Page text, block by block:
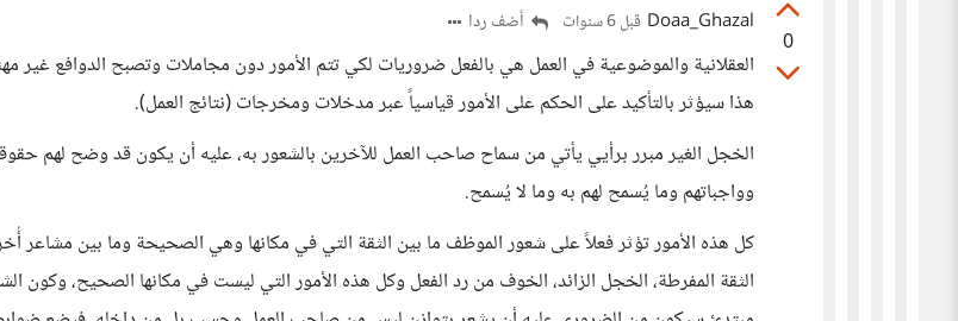
0
Doaa_Ghazal قبل 6 سنوات أضف ردا
العقلانية والموضوعية في العمل هي بالفعل ضروريات لكي تتم الأمور دون مجاملات وتصبح الدوافع غير
هذا سيؤثر بالتأكيد على الحكم على الأمور قياسياً عبر مدخلات ومخرجات (نتائج العمل).
الخجل الغير مبرر برأيي يأتي من سماح صاحب العمل للآخرين بالشعور به، عليه أن يكون قد وضح لهم
وواجباتهم وما يُسمح لهم به وما لا يُسمح.
كل هذه الأمور تؤثر فعلاً على شعور الموظف ما بين الثقة التي في مكانها وهي الصحيحة وما بين مشاعر
الثقة المفرطة، الخجل الزائد، الخوف من رد الفعل وكل هذه الأمور التي ليست في مكانها الصحيح، وكون